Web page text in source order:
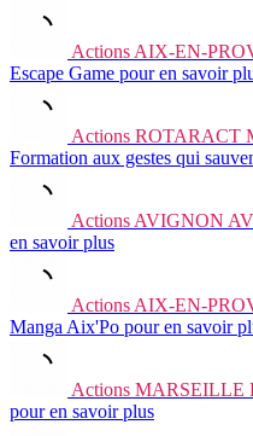
Actions AIX-EN-
Escape Game pour en savoir
Actions ROTARACT
Formation aux gestes qui
Actions AVIGNON
en savoir plus
Actions AIX-EN-
Manga Aix'Po pour en savoir
Actions MARSEILLE
pour en savoir plus